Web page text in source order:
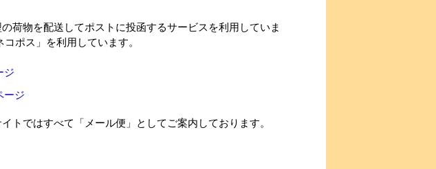
荷物を配送してポストに投函するサービスを利用していま
ポス」を利用しています。
ジ
ージ
トではすべて「メール便」としてご案内しております。